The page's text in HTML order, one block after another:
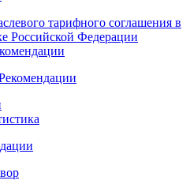
тарифного соглашения в
Российской Федерации